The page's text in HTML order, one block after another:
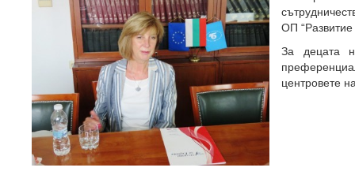
ОП “Развитие
За децата
центровете